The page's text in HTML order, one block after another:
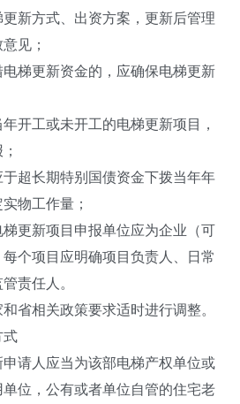
方式、出资方案，更新后管理
见；
更新资金的，应确保电梯更新
工或未开工的电梯更新项目，
长期特别国债资金下拨当年年
物工作量；
新项目申报单位应为企业（可
个项目应明确项目负责人、日常
责任人。
相关政策要求适时进行调整。
人应当为该部电梯产权单位或
位，公有或者单位自管的住宅老